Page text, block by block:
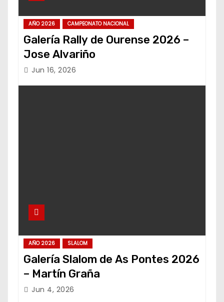
AÑO 2026 CAMPEONATO NACIONAL
Galería Rally de Ourense 2026 –
Jose Alvariño
Jun 16, 2026
AÑO 2026 SLALOM
Galería Slalom de As Pontes 2026
– Martín Graña
Jun 4, 2026